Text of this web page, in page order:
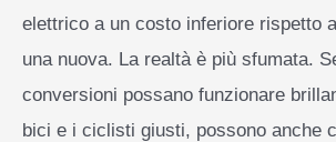
elettrico a un costo inferiore rispetto
una nuova. La realtà è più sfumata.
conversioni possano funzionare
bici e i ciclisti giusti, possono anche